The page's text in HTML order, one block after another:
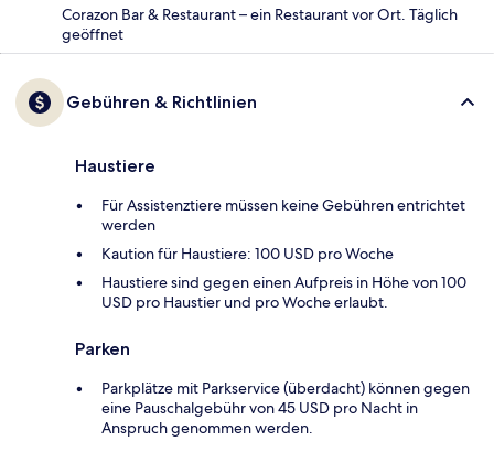
Corazon Bar & Restaurant – ein Restaurant vor Ort. Täglich
geöffnet
Gebühren & Richtlinien
Haustiere
Für Assistenztiere müssen keine Gebühren entrichtet
werden
Kaution für Haustiere: 100 USD pro Woche
Haustiere sind gegen einen Aufpreis in Höhe von 100
USD pro Haustier und pro Woche erlaubt.
Parken
Parkplätze mit Parkservice (überdacht) können gegen
eine Pauschalgebühr von 45 USD pro Nacht in
Anspruch genommen werden.